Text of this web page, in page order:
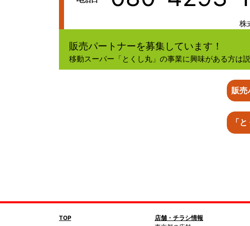
株
販売パートナーを募集しています！
移動スーパー「とくし丸」の事業に興味がある方は
販売
「
TOP
店舗・チラシ情報